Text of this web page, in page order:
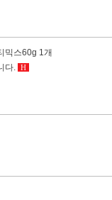
믹스60g 1개
다. H